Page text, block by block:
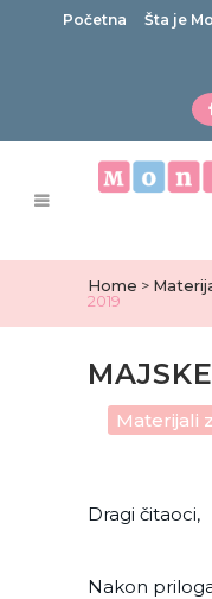
Početna Šta je
Home >
2019
Materijali
Dragi čitaoci,
Nakon